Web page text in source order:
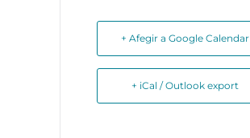
+ Afegir a Google Calendar
+ iCal / Outlook export